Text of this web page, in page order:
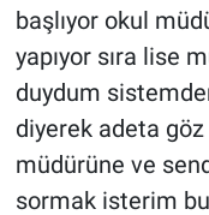
başlıyor okul
yapıyor sıra lise
duydum
diyerek adeta
müdürüne ve
sormak isterim